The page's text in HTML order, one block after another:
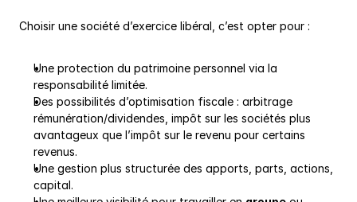
Choisir une société d’exercice libéral, c’est opter pour :
Une protection du patrimoine personnel via la
responsabilité limitée.
Des possibilités d’optimisation fiscale : arbitrage
rémunération/dividendes, impôt sur les sociétés plus
avantageux que l’impôt sur le revenu pour certains
revenus.
Une gestion plus structurée des apports, parts, actions,
capital.